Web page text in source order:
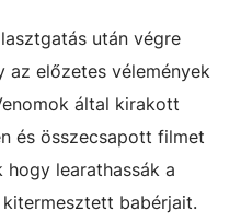
után végre
az előzetes vélemények
által kirakott
és összecsapott filmet
learathassák a
babérjait.